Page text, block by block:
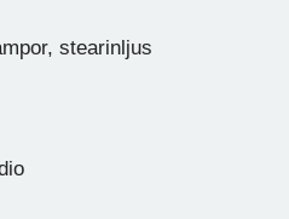
stearinljus